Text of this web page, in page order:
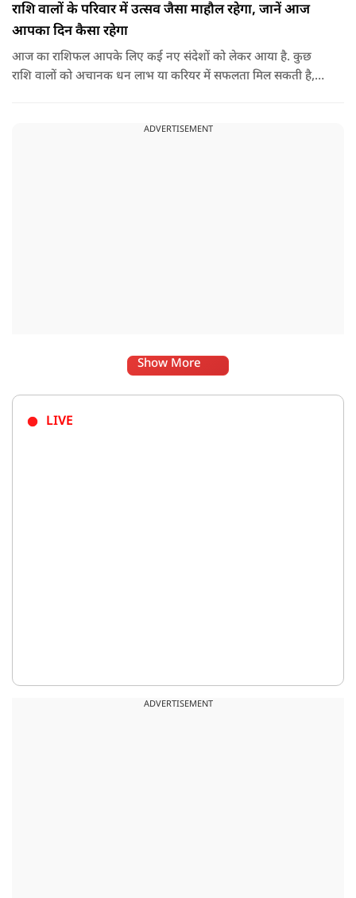
राशि वालों के परिवार में उत्सव जैसा माहौल रहेगा, जानें आज
आपका दिन कैसा रहेगा
आज का राशिफल आपके लिए कई नए संदेशों को लेकर आया है. कुछ
राशि वालों को अचानक धन लाभ या करियर में सफलता मिल सकती है,
ADVERTISEMENT
Show More
LIVE
ADVERTISEMENT